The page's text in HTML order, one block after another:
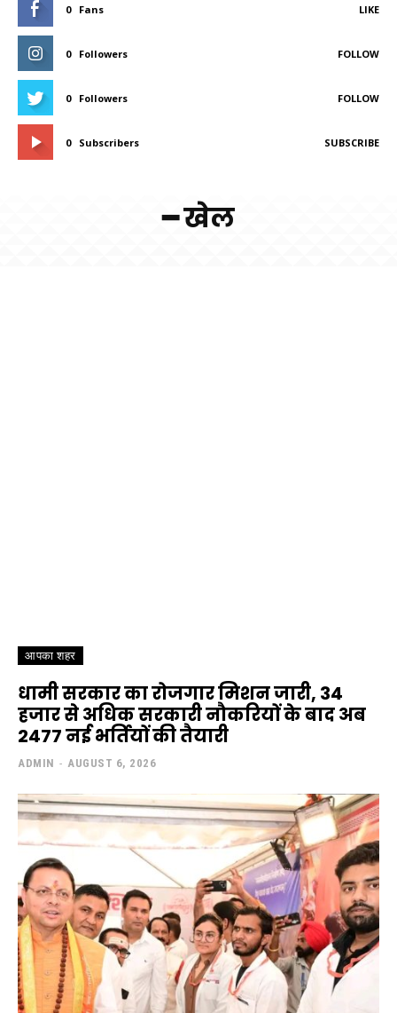
Free
/ forever
Included for free:
Etiam est nibh, lobortis sit
Praesent euismod ac
Ut mollis pellentesque tortor
Nullam eu erat condimentum
Donec quis est ac felis
Orci varius natoque dolor
0 Fans LIKE
0 Followers FOLLOW
0 Followers FOLLOW
0 Subscribers SUBSCRIBE
━ खेल
आपका शहर
धामी सरकार का रोजगार मिशन जारी, 34
हजार से अधिक सरकारी नौकरियों के बाद अब
2477 नई भर्तियों की तैयारी
ADMIN - AUGUST 6, 2026